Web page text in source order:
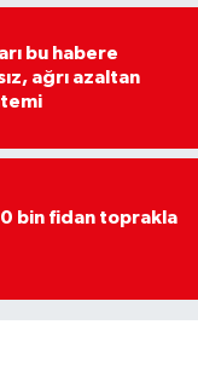
bu habere
ağrı azaltan
bin fidan toprakla